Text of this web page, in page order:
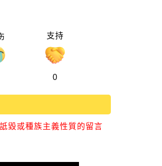
支持
0
毀或種族主義性質的留言